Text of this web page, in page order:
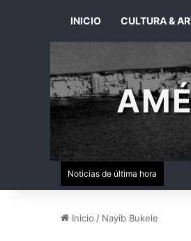
INICIO CULTURA &
Noticias de última hora
Inicio / Nayib Bukele